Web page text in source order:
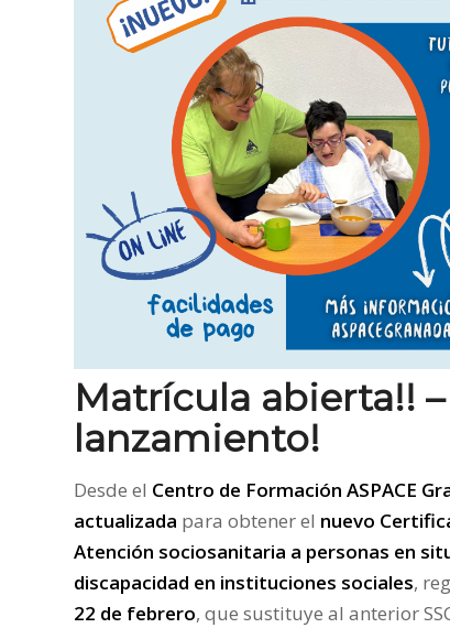
Matrícula abierta!!
lanzamiento!
Desde el Centro de Formación ASPACE
actualizada para obtener el nuevo
Atención sociosanitaria a personas en
discapacidad en instituciones sociales,
22 de febrero, que sustituye al anterior